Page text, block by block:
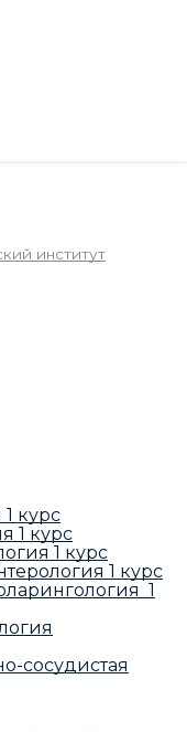
институт
курс
1 курс
1 курс
1 курс
1
сосудистая